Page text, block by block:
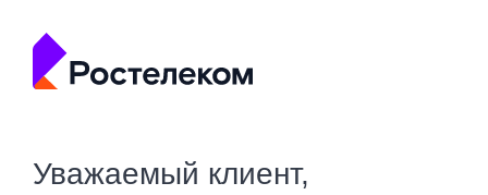
Уважаемый клиент,